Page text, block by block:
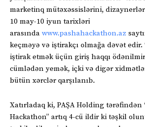
marketinq mütəxəssislərini,
10 may-10 iyun tarixləri
arasında www.pashahackathon.az
keçməyə və iştirakçı olmağa dəvət edir.
iştirak etmək üçün giriş haqqı
cümlədən yemək, içki və digər
bütün xərclər qarşılanıb.
Xatırladaq ki, PAŞA Holding tərəfindən
Hackathon” artıq 4-cü ildir ki təşkil